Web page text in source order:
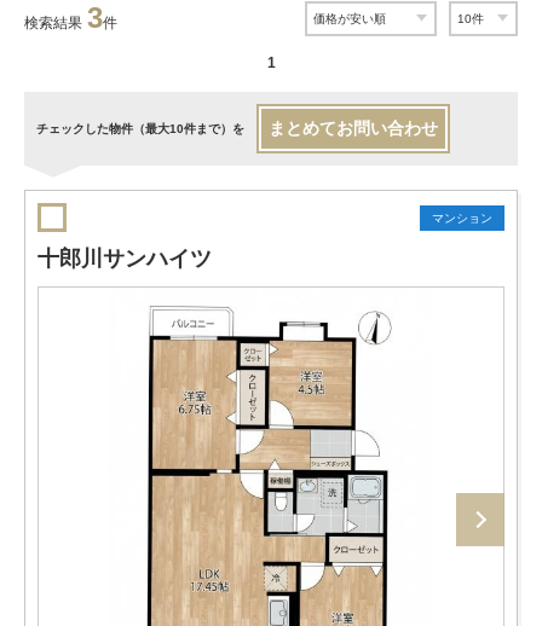
検索結果 3件
1
チェックした物件（最大10件まで）を まとめてお問い合わせ
マンション
十郎川サンハイツ